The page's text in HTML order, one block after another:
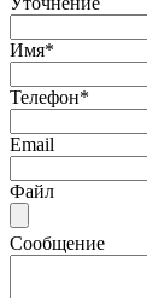
Имя*
Телефон*
Email
Файл
Сообщение